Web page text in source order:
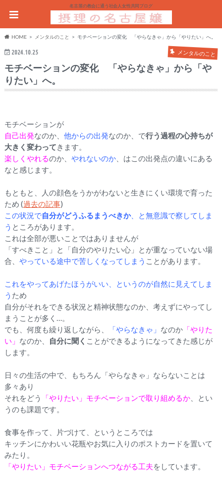
名古屋の教会に通う社会人女性共同ブログ
HOME メンタルのこと モチベーションの変化 「やらなきゃ」から「やりたい」へ。
2024.10.25 メンタルのこと
モチベーションの変化 「やらなきゃ」から「や
りたい」へ。
モチベーションが
自己出発なのか、 他からの出発なのか、で行う過程の心持ちが
大きく変わってきます。
楽しくやれるのか、 やれないのか、はこの出発点の違いにある
なと感じます。
もともと、人の顔色をうかがわないと生きにくい環境で育った
ため (過去の記事)
この状況で自分がどうふるまうべきか、と無意識で察してしま
う ところがあります。
これは全部が悪いことではありませんが
「すべきこと」と「自分のやりたい心」とが重なっていない場
合、 やっている途中で苦しくなってしまう ことがあります。
これをやってあげたほうがいい、というのが自然に見えてしま
う ため
自分がそれをできる状況と精神状態なのか、考えずにやってし
まうことが多く…。
でも、何度も繰り返しながら、
「やらなきゃ」 なのか「やりた
い」 なのか、 自分に聞く ことができるようになってきた感じが
します。
日々の生活の中で、もちろん「やらなきゃ」ならないことは
多々あり
それをどう
「やりたい」モチベーションで取り組めるか、とい
うのも課題です。
食事を作って、片づけて、というところでは
キッチンにかわいい花瓶やお気に入りのポストカードを置いて
みたり。
「やりたい」モチベーションへつながる工夫をしています。